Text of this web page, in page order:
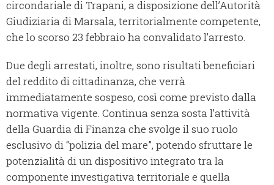
circondariale di Trapani, a disposizione dell’Autorità
Giudiziaria di Marsala, territorialmente competente,
che lo scorso 23 febbraio ha convalidato l’arresto.
Due degli arrestati, inoltre, sono risultati beneficiari
del reddito di cittadinanza, che verrà
immediatamente sospeso, così come previsto dalla
normativa vigente. Continua senza sosta l’attività
della Guardia di Finanza che svolge il suo ruolo
esclusivo di “polizia del mare”, potendo sfruttare le
potenzialità di un dispositivo integrato tra la
componente investigativa territoriale e quella